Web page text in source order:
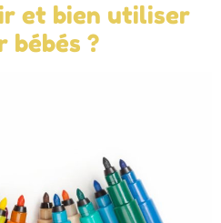
et bien utiliser
bébés ?